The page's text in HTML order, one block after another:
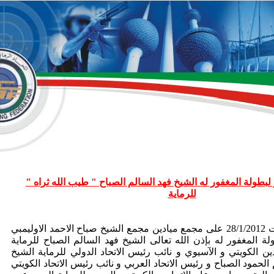
المغفور له الشيخ فهد السالم الصباح " طيب الله ثراه "
للرماية
اختتمت مساء السبت 28/1/2012 على مجمع ميادين مجمع الشيخ صباح الاحمد الاوليمبي
المغفور له بإذن الله تعالى الشيخ فهد السالم الصباح للرماية
الكويتي و الآسيوي و نائب رئيس الاتحاد الدولي للرماية الشيخ
الصباح و رئيس الاتحاد العربي و نائب رئيس الاتحاد الكويتي